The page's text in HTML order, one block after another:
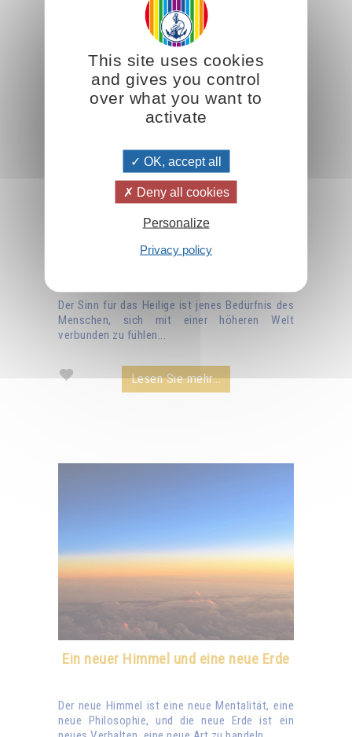
Der Sinn für das Heilige
Der Sinn für das Heilige ist jenes Bedürfnis des
Menschen, sich mit einer höheren Welt
verbunden zu fühlen...
Lesen Sie mehr...
Ein neuer Himmel und eine neue Erde
Der neue Himmel ist eine neue Mentalität, eine
neue Philosophie, und die neue Erde ist ein
This site uses cookies
and gives you control
over what you want to
activate
OK, accept all
Deny all cookies
Personalize
Privacy policy